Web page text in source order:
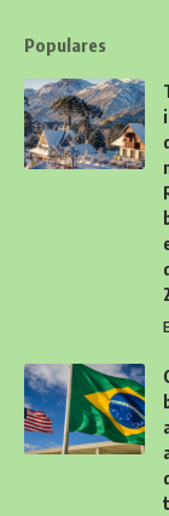
Populares